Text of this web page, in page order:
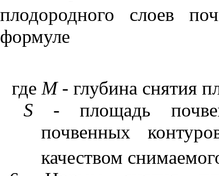
плодородного слоев
формуле
где М- глубина снятия
S
- площадь
почвенных
качеством